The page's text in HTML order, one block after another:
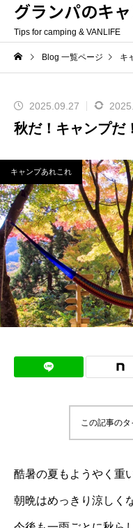
グランパのキ
Tips for camping & VANLIFE
Blog 一覧ページ キ
2025.09.27
秋だ！キャンプだ
キャンプあれこれ
この記事の
酷暑の夏もようやく重
朝晩はめっきり涼しく